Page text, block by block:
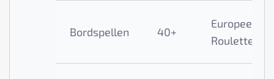
Bordspellen 40+
Europees
Roulette